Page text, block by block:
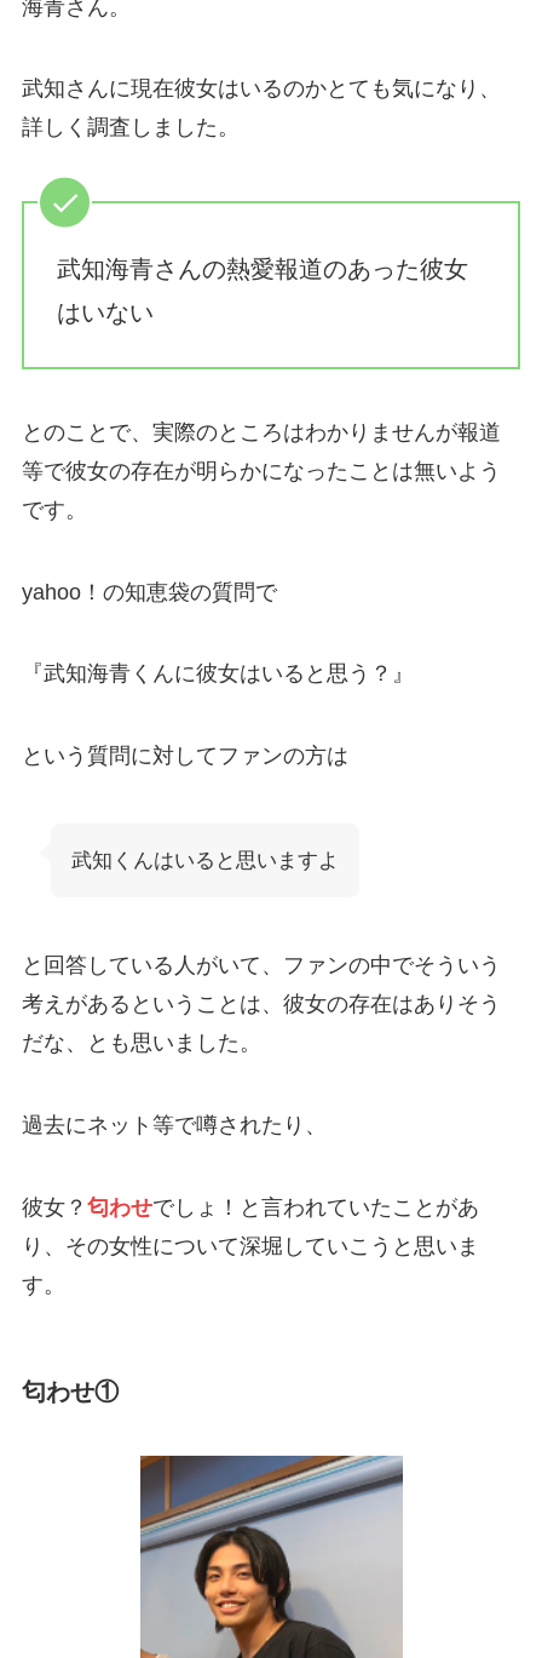
海青さん。
武知さんに現在彼女はいるのかとても気になり、
詳しく調査しました。
武知海青さんの熱愛報道のあった彼女
はいない
とのことで、実際のところはわかりませんが報道
等で彼女の存在が明らかになったことは無いよう
です。
yahoo！の知恵袋の質問で
『武知海青くんに彼女はいると思う？』
という質問に対してファンの方は
武知くんはいると思いますよ
と回答している人がいて、ファンの中でそういう
考えがあるということは、彼女の存在はありそう
だな、とも思いました。
過去にネット等で噂されたり、
彼女？ 匂わせでしょ！と言われていたことがあ
り、その女性について深堀していこうと思いま
す。
匂わせ①